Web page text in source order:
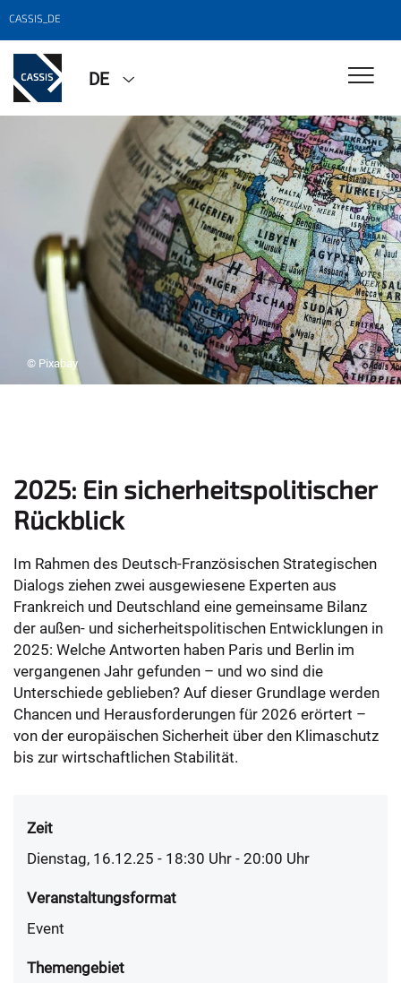
CASSIS_DE
DE
© Pixabay
2025: Ein sicherheitspolitischer
Rückblick
Im Rahmen des Deutsch-Französischen Strategischen
Dialogs ziehen zwei ausgewiesene Experten aus
Frankreich und Deutschland eine gemeinsame Bilanz
der außen- und sicherheitspolitischen Entwicklungen in
2025: Welche Antworten haben Paris und Berlin im
vergangenen Jahr gefunden – und wo sind die
Unterschiede geblieben? Auf dieser Grundlage werden
Chancen und Herausforderungen für 2026 erörtert –
von der europäischen Sicherheit über den Klimaschutz
bis zur wirtschaftlichen Stabilität.
Zeit
Dienstag, 16.12.25 - 18:30 Uhr - 20:00 Uhr
Veranstaltungsformat
Event
Themengebiet